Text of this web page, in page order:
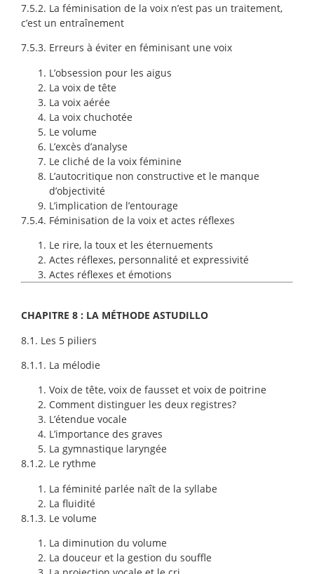
7.5.2. La féminisation de la voix n’est pas un traitement,
c’est un entraînement
7.5.3. Erreurs à éviter en féminisant une voix
L’obsession pour les aigus
La voix de tête
La voix aérée
La voix chuchotée
Le volume
L’excès d’analyse
Le cliché de la voix féminine
L’autocritique non constructive et le manque
d’objectivité
L’implication de l’entourage
7.5.4. Féminisation de la voix et actes réflexes
Le rire, la toux et les éternuements
Actes réflexes, personnalité et expressivité
Actes réflexes et émotions
CHAPITRE 8 : LA MÉTHODE ASTUDILLO
8.1. Les 5 piliers
8.1.1. La mélodie
Voix de tête, voix de fausset et voix de poitrine
Comment distinguer les deux registres?
L’étendue vocale
L’importance des graves
La gymnastique laryngée
8.1.2. Le rythme
La féminité parlée naît de la syllabe
La fluidité
8.1.3. Le volume
La diminution du volume
La douceur et la gestion du souffle